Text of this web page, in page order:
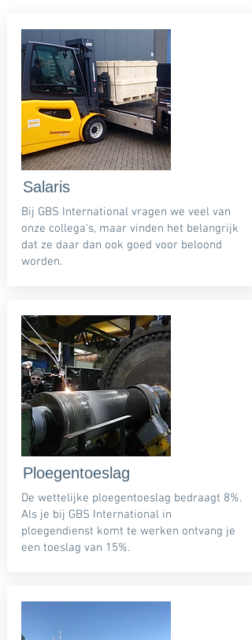
Salaris
Bij GBS International vragen we veel van
onze collega's, maar vinden het belangrijk
dat ze daar dan ook goed voor beloond
worden.
Ploegentoeslag
De wettelijke ploegentoeslag bedraagt 8%.
Als je bij GBS International in
ploegendienst komt te werken ontvang je
een toeslag van 15%.